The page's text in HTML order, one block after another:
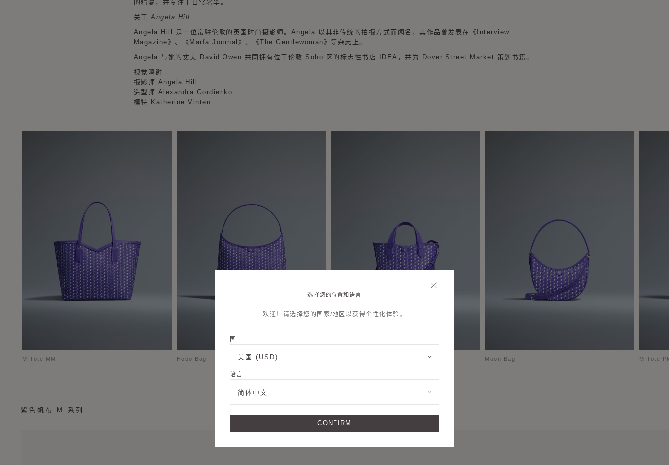
的精髓，并专注于日常奢华。
关于 Angela Hill
Angela Hill 是一位常驻伦敦的英国时尚摄影师。Angela 以其非传统的拍摄方式而闻名，其作品曾发表在《Interview
Magazine》、《Marfa Journal》、《The Gentlewoman》等杂志上。
Angela 与她的丈夫 David Owen 共同拥有位于伦敦 Soho 区的标志性书店 IDEA，并为 Dover Street Market 策划书籍。
视觉鸣谢
摄影师 Angela Hill
造型师 Alexandra Gordienko
模特 Katherine Vinten
M Tote MM Hobo Bag Moon Bag M Tote
紫色帆布 M 系列
选择您的位置和语言
欢迎！请选择您的国家/地区以获得个性化体验。
国
美国 (USD)
语言
简体中文
CONFIRM